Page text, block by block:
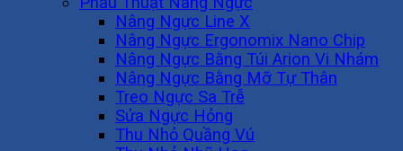
Nâng Ngực Line X
Nâng Ngực Ergonomix Nano Chip
Nâng Ngực Bằng Túi Arion Vi Nhám
Nâng Ngực Bằng Mỡ Tự Thân
Treo Ngực Sa Trễ
Sửa Ngực Hỏng
Thu Nhỏ Quầng Vú